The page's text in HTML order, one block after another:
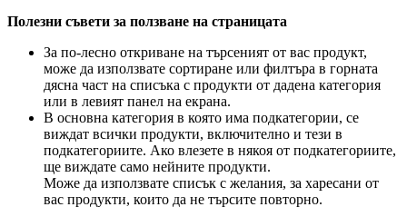
Полезни съвети за ползване на страницата
За по-лесно откриване на търсеният от вас продукт,
може да използвате сортиране или филтъра в горната
дясна част на списъка с продукти от дадена категория
или в левият панел на екрана.
В основна категория в която има подкатегории, се
виждат всички продукти, включително и тези в
подкатегориите. Ако влезете в някоя от подкатегориите,
ще виждате само нейните продукти.
Може да използвате списък с желания, за харесани от
вас продукти, които да не търсите повторно.